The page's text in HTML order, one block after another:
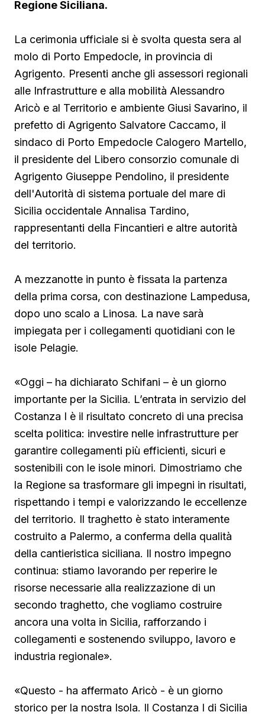
Regione Siciliana.
La cerimonia ufficiale si è svolta questa sera al
molo di Porto Empedocle, in provincia di
Agrigento. Presenti anche gli assessori regionali
alle Infrastrutture e alla mobilità Alessandro
Aricò e al Territorio e ambiente Giusi Savarino, il
prefetto di Agrigento Salvatore Caccamo, il
sindaco di Porto Empedocle Calogero Martello,
il presidente del Libero consorzio comunale di
Agrigento Giuseppe Pendolino, il presidente
dell'Autorità di sistema portuale del mare di
Sicilia occidentale Annalisa Tardino,
rappresentanti della Fincantieri e altre autorità
del territorio.
A mezzanotte in punto è fissata la partenza
della prima corsa, con destinazione Lampedusa,
dopo uno scalo a Linosa. La nave sarà
impiegata per i collegamenti quotidiani con le
isole Pelagie.
«Oggi – ha dichiarato Schifani – è un giorno
importante per la Sicilia. L’entrata in servizio del
Costanza I è il risultato concreto di una precisa
scelta politica: investire nelle infrastrutture per
garantire collegamenti più efficienti, sicuri e
sostenibili con le isole minori. Dimostriamo che
la Regione sa trasformare gli impegni in risultati,
rispettando i tempi e valorizzando le eccellenze
del territorio. Il traghetto è stato interamente
costruito a Palermo, a conferma della qualità
della cantieristica siciliana. Il nostro impegno
continua: stiamo lavorando per reperire le
risorse necessarie alla realizzazione di un
secondo traghetto, che vogliamo costruire
ancora una volta in Sicilia, rafforzando i
collegamenti e sostenendo sviluppo, lavoro e
industria regionale».
«Questo - ha affermato Aricò - è un giorno
storico per la nostra Isola. Il Costanza I di Sicilia